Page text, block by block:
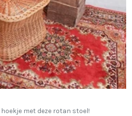
met deze rotan stoel!